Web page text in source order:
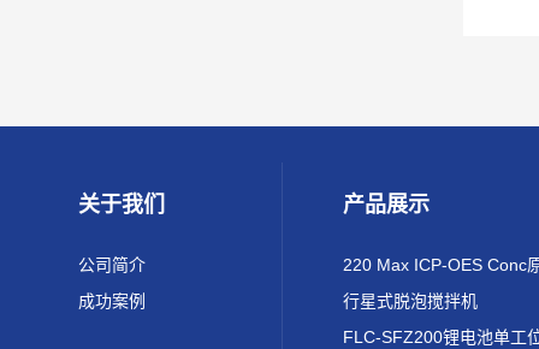
关于我们
公司简介
成功案例
产品展示
行星式脱泡搅拌机